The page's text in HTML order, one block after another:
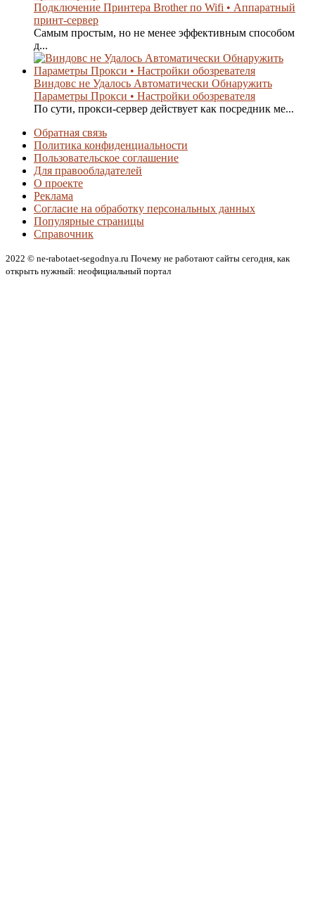
Подключение Принтера Brother по Wifi • Аппаратный
принт-сервер
Самым простым, но не менее эффективным способом
д...
Виндовс не Удалось Автоматически Обнаружить
Параметры Прокси • Настройки обозревателя
По сути, прокси-сервер действует как посредник ме...
Обратная связь
Политика конфиденциальности
Пользовательское соглашение
Для правообладателей
О проекте
Реклама
Согласие на обработку персональных данных
Популярные страницы
Справочник
2022 © ne-rabotaet-segodnya.ru Почему не работают сайты сегодня, как
открыть нужный: неофициальный портал